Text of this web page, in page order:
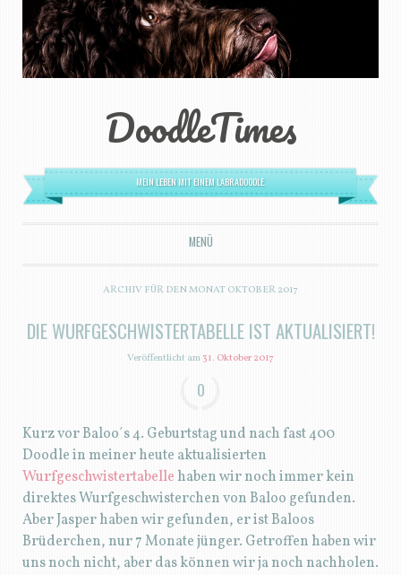
DoodleTimes
MEIN LEBEN MIT EINEM LABRADOODLE.
MENÜ
ZUM INHALT SPRINGEN
ARCHIV FÜR DEN MONATOKTOBER 2017
DIE WURFGESCHWISTERTABELLE IST AKTUALISIERT!
Veröffentlicht am31. Oktober 2017
0
Kurz vor Baloo´s 4. Geburtstag und nach fast 400
Doodle in meiner heute aktualisierten
Wurfgeschwistertabelle haben wir noch immer kein
direktes Wurfgeschwisterchen von Baloo gefunden.
Aber Jasper haben wir gefunden, er ist Baloos
Brüderchen, nur 7 Monate jünger. Getroffen haben wir
uns noch nicht, aber das können wir ja noch nachholen.